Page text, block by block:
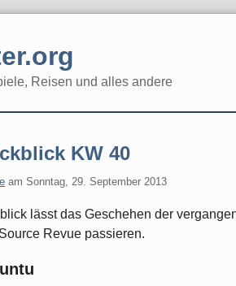
Reisen und alles andere
KW 40
am Sonntag, 29. September 2013
lässt das Geschehen der
Revue passieren.